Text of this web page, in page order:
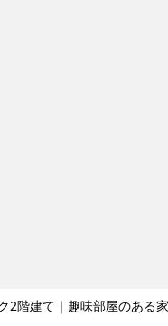
2階建て｜趣味部屋のある